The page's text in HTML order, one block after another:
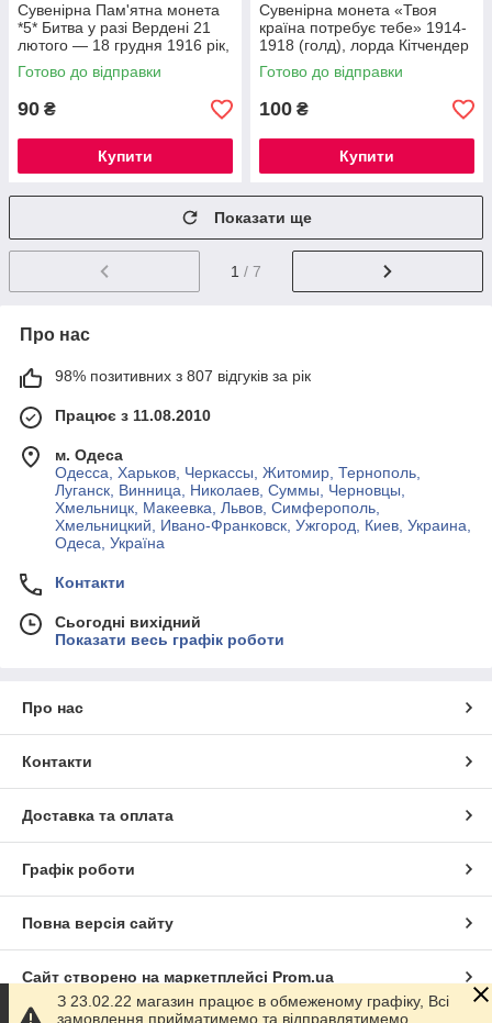
Сувенірна Пам'ятна монета
*5* Битва у разі Вердені 21
лютого — 18 грудня 1916 рік,
серії Перша світова війна.
Готово до відправки
90 ₴
Купити
Сувенірна монета «Твоя
країна потребує тебе» 1914-
1918 (голд), лорда Кітчендер
Готово до відправки
100 ₴
Купити
Показати ще
1 / 7
Про нас
98% позитивних з 807 відгуків за рік
Працює з 11.08.2010
м. Одеса
Одесса, Харьков, Черкассы, Житомир, Тернополь,
Луганск, Винница, Николаев, Суммы, Черновцы,
Хмельницк, Макеевка, Львов, Симферополь,
Хмельницкий, Ивано-Франковск, Ужгород, Киев, Украина,
Одеса, Україна
Контакти
Сьогодні вихідний
Показати весь графік роботи
Про нас
Контакти
Доставка та оплата
Графік роботи
Повна версія сайту
Сайт створено на маркетплейсі Prom.ua
З 23.02.22 магазин працює в обмеженому графіку, Всі
замовлення прийматимемо та відправлятимемо